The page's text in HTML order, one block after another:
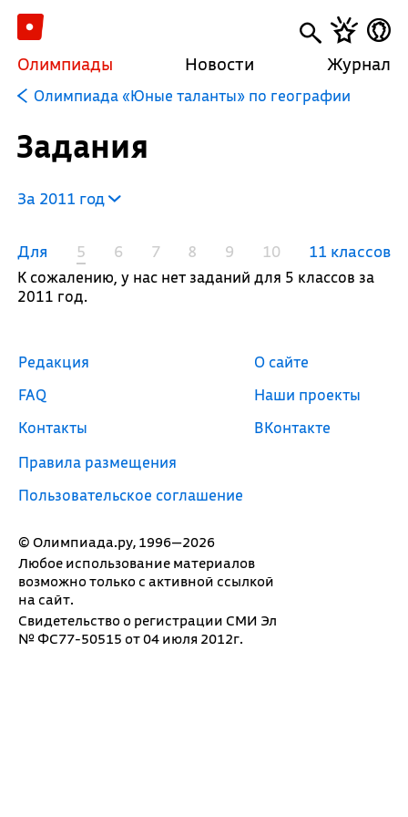
Олимпиады Новости Журнал
Олимпиада «Юные таланты» по географии
Задания
За 2011 год
Для 5 6 7 8 9 10 11 классов
К сожалению, у нас нет заданий для 5 классов за
2011 год.
© Олимпиада.ру, 1996—2026
Любое использование материалов
возможно только с активной ссылкой
на сайт.
Свидетельство о регистрации СМИ Эл
№ ФС77-50515 от 04 июля 2012г.
Редакция
FAQ
Контакты
Правила размещения
Пользовательское соглашение
О сайте
Наши проекты
ВКонтакте